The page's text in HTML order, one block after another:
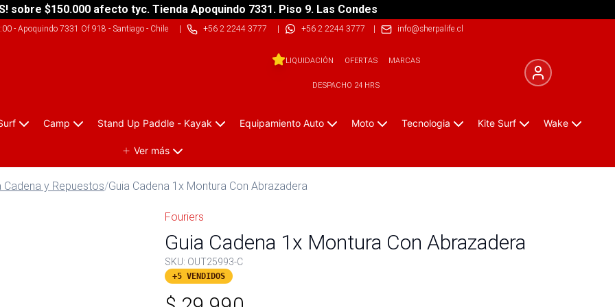
sobre $150.000 afecto tyc. Tienda Apoquindo 7331. Piso 9. Las Condes
- Apoquindo 7331 Of 918 - Santiago - Chile| +56 2 2244 3777 | +56 2 2244 3777 | info@sherpalife.cl
LIQUIDACIÓN OFERTAS MARCAS
DESPACHO 24 HRS
Camp Stand Up Paddle - Kayak Equipamiento Auto Moto Tecnologia Kite Surf Wake
Ver más
Cadena y Repuestos/Guia Cadena 1x Montura Con Abrazadera
Fouriers
Guia Cadena 1x Montura Con Abrazadera
SKU: OUT25993-C
+5 VENDIDOS